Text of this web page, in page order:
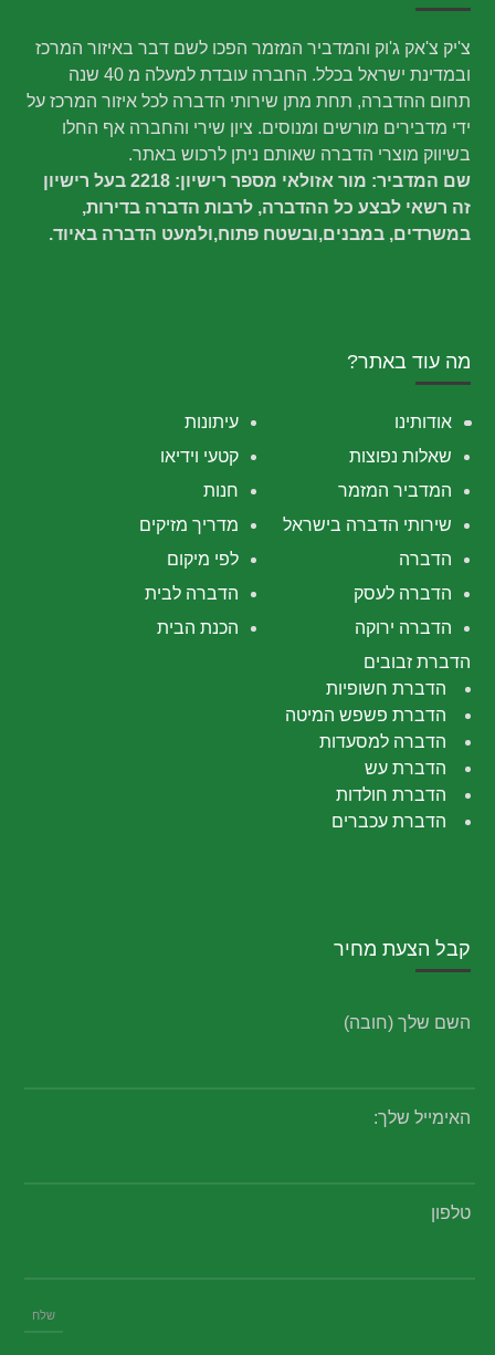
צ'יק צ'אק ג'וק והמדביר המזמר הפכו לשם דבר באיזור המרכז
ובמדינת ישראל בכלל. החברה עובדת למעלה מ 40 שנה
תחום ההדברה, תחת מתן שירותי הדברה לכל איזור המרכז על
ידי מדבירים מורשים ומנוסים. ציון שירי והחברה אף החלו
בשיווק מוצרי הדברה שאותם ניתן לרכוש באתר.
שם המדביר: מור אזולאי מספר רישיון: 2218 בעל רישיון
זה רשאי לבצע כל ההדברה, לרבות הדברה בדירות,
במשרדים, במבנים,ובשטח פתוח,ולמעט הדברה באיוד.
מה עוד באתר?
עיתונות
אודותינו
קטעי וידיאו
שאלות נפוצות
חנות
המדביר המזמר
מדריך מזיקים
שירותי הדברה בישראל
לפי מיקום
הדברה
הדברה לבית
הדברה לעסק
הכנת הבית
הדברה ירוקה
הדברת זבובים
הדברת חשופיות
הדברת פשפש המיטה
הדברה למסעדות
הדברת עש
הדברת חולדות
הדברת עכברים
קבל הצעת מחיר
השם שלך (חובה)
האימייל שלך:
טלפון